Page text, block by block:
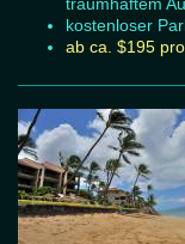
kostenloser
ab ca. $195